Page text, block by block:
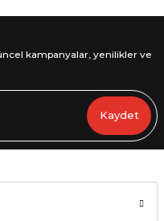
kampanyalar, yenilikler ve
Kaydet